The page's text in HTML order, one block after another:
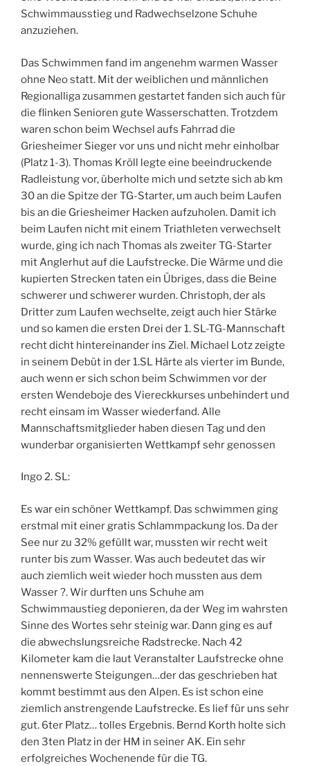
Schwimmausstieg und Radwechselzone Schuhe
anzuziehen.
Das Schwimmen fand im angenehm warmen Wasser
ohne Neo statt. Mit der weiblichen und männlichen
Regionalliga zusammen gestartet fanden sich auch für
die flinken Senioren gute Wasserschatten. Trotzdem
waren schon beim Wechsel aufs Fahrrad die
Griesheimer Sieger vor uns und nicht mehr einholbar
(Platz 1-3). Thomas Kröll legte eine beeindruckende
Radleistung vor, überholte mich und setzte sich ab km
30 an die Spitze der TG-Starter, um auch beim Laufen
bis an die Griesheimer Hacken aufzuholen. Damit ich
beim Laufen nicht mit einem Triathleten verwechselt
wurde, ging ich nach Thomas als zweiter TG-Starter
mit Anglerhut auf die Laufstrecke. Die Wärme und die
kupierten Strecken taten ein Übriges, dass die Beine
schwerer und schwerer wurden. Christoph, der als
Dritter zum Laufen wechselte, zeigt auch hier Stärke
und so kamen die ersten Drei der 1. SL-TG-Mannschaft
recht dicht hintereinander ins Ziel. Michael Lotz zeigte
in seinem Debüt in der 1.SL Härte als vierter im Bunde,
auch wenn er sich schon beim Schwimmen vor der
ersten Wendeboje des Viereckkurses unbehindert und
recht einsam im Wasser wiederfand. Alle
Mannschaftsmitglieder haben diesen Tag und den
wunderbar organisierten Wettkampf sehr genossen
Ingo 2. SL:
Es war ein schöner Wettkampf. Das schwimmen ging
erstmal mit einer gratis Schlammpackung los. Da der
See nur zu 32% gefüllt war, mussten wir recht weit
runter bis zum Wasser. Was auch bedeutet das wir
auch ziemlich weit wieder hoch mussten aus dem
Wasser ?. Wir durften uns Schuhe am
Schwimmaustieg deponieren, da der Weg im wahrsten
Sinne des Wortes sehr steinig war. Dann ging es auf
die abwechslungsreiche Radstrecke. Nach 42
Kilometer kam die laut Veranstalter Laufstrecke ohne
nennenswerte Steigungen…der das geschrieben hat
kommt bestimmt aus den Alpen. Es ist schon eine
ziemlich anstrengende Laufstrecke. Es lief für uns sehr
gut. 6ter Platz… tolles Ergebnis. Bernd Korth holte sich
den 3ten Platz in der HM in seiner AK. Ein sehr
erfolgreiches Wochenende für die TG.